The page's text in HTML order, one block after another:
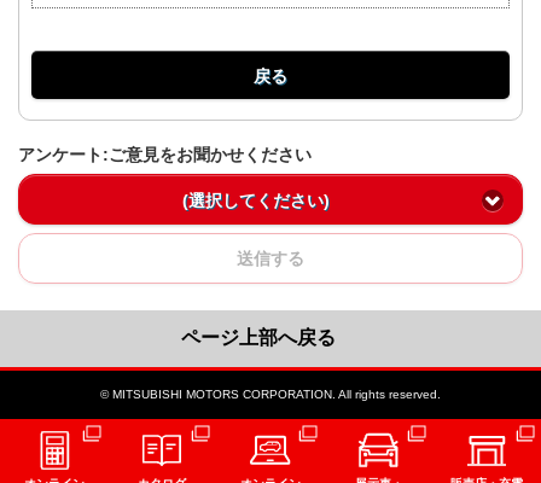
戻る
アンケート:ご意見をお聞かせください
(選択してください)
送信する
ページ上部へ戻る
© MITSUBISHI MOTORS CORPORATION. All rights reserved.